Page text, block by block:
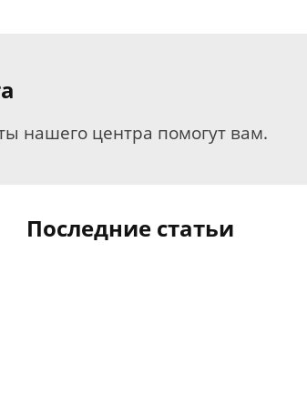
нашего центра помогут вам.
Последние статьи